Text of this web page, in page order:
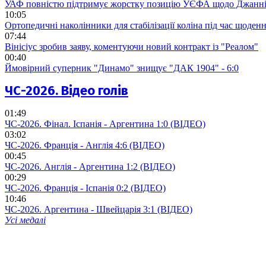
УАФ повністю підтримує жорстку позицію УЄФА щодо
10:05
Ортопедичні наколінники для стабілізації коліна під час
07:44
Вінісіус зробив заяву, коментуючи новий контракт із "Реалом"
00:40
Ймовірний суперник "Динамо" знищує "ДАК 1904" - 6:0
ЧС-2026. Відео голів
01:49
ЧС-2026. Фінал. Іспанія - Аргентина 1:0 (ВІДЕО)
03:02
ЧС-2026. Франція - Англія 4:6 (ВІДЕО)
00:45
ЧС-2026. Англія - Аргентина 1:2 (ВІДЕО)
00:29
ЧС-2026. Франція - Іспанія 0:2 (ВІДЕО)
10:46
ЧС-2026. Аргентина - Швейцарія 3:1 (ВІДЕО)
Усі медалі